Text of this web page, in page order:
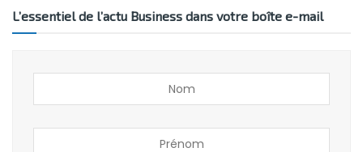
L’essentiel de l’actu Business dans votre boîte e-mail